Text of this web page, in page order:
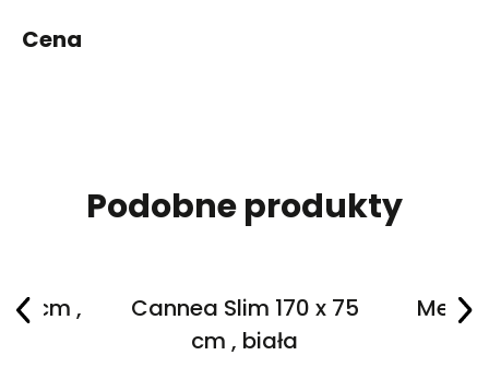
Cena
Podobne produkty
cm ,
Cannea Slim 170 x 75
cm , biała